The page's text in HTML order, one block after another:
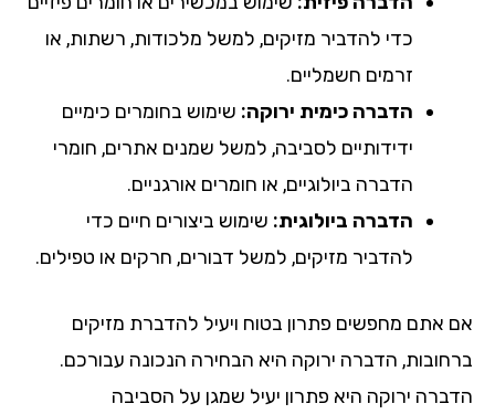
כדי להדביר מזיקים, למשל מלכודות, רשתות, או
זרמים חשמליים.
הדברה כימית ירוקה: שימוש בחומרים כימיים
ידידותיים לסביבה, למשל שמנים אתרים, חומרי
הדברה ביולוגיים, או חומרים אורגניים.
הדברה ביולוגית: שימוש ביצורים חיים כדי
להדביר מזיקים, למשל דבורים, חרקים או טפילים.
אם אתם מחפשים פתרון בטוח ויעיל להדברת מזיקים
ברחובות, הדברה ירוקה היא הבחירה הנכונה עבורכם.
הדברה ירוקה היא פתרון יעיל שמגן על הסביבה